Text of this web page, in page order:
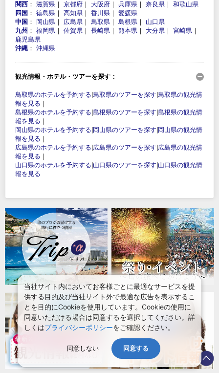
関西 ： 滋賀県 ｜ 京都府 ｜ 大阪府 ｜ 兵庫県 ｜ 奈良県 ｜ 和歌山県
四国 ： 徳島県 ｜ 高知県 ｜ 香川県 ｜ 愛媛県
中国 ： 岡山県 ｜ 広島県 ｜ 鳥取県 ｜ 島根県 ｜ 山口県
九州 ： 福岡県 ｜ 佐賀県 ｜ 長崎県 ｜ 熊本県 ｜ 大分県 ｜ 宮崎県 ｜
鹿児島県
沖縄 ： 沖縄県
観光情報・ホテル・ツアーを探す：
鳥取県のホテルを予約する 鳥取県のツアーを探す 鳥取県の観光情
報を見る ｜
島根県のホテルを予約する 島根県のツアーを探す 島根県の観光情
報を見る ｜
岡山県のホテルを予約する 岡山県のツアーを探す 岡山県の観光情
報を見る ｜
広島県のホテルを予約する 広島県のツアーを探す 広島県の観光情
報を見る ｜
山口県のホテルを予約する 山口県のツアーを探す 山口県の観光情
報を見る
当社サイト内においてお客様ごとに最適なサービスを提
供する目的及び当社サイト外で最適な広告を表示するこ
とを目的にCookieを使用しています。Cookieの使用に
同意いただける場合は同意するを選択してください。詳
しくはプライバシーポリシーをご確認ください。
同意しない 同意する